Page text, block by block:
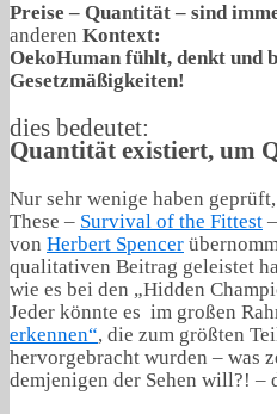
Preise – Quantität – sind
anderen Kontext:
OekoHuman fühlt, denkt und
Gesetzmäßigkeiten!
dies bedeutet:
Quantität existiert, um
Nur sehr wenige haben
These – Survival of the Fittest
von Herbert Spencer
qualitativen Beitrag geleistet
wie es bei den „Hidden
Jeder könnte es im großen
erkennen“, die zum größten
hervorgebracht wurden – was
demjenigen der Sehen will?! –